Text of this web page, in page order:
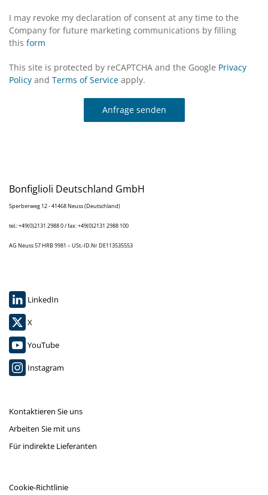
I may revoke my declaration of consent at any time to the
Company for future marketing communications by filling
this form
This site is protected by reCAPTCHA and the Google Privacy
Policy and Terms of Service apply.
Anfrage senden
Bonfiglioli Deutschland GmbH
Sperberweg 12 - 41468 Neuss (Deutschland)
tel.: +49(0)2131 2988 0 / fax: +49(0)2131 2988 100
AG Neuss 57 HRB 9981 – USt.-ID.Nr DE113535553
LinkedIn
X
YouTube
Instagram
Kontaktieren Sie uns
Arbeiten Sie mit uns
Für indirekte Lieferanten
Cookie-Richtlinie